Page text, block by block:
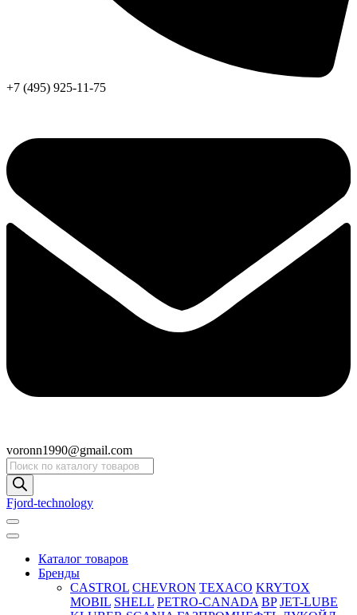
+7 (495) 925-11-75
voronn1990@gmail.com
Поиск
товаров
Fjord-technology
Каталог товаров
Бренды
CASTROL CHEVRON TEXACO KRYTOX
MOBIL SHELL PETRO-CANADA BP JET-LUBE